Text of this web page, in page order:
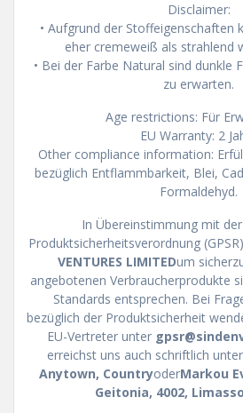
Disclaimer:
• Aufgrund der Stoffeigenschaften
eher cremeweiß als strahlend
• Bei der Farbe Natural sind dunkle
zu erwarten.
Age restrictions: Für
EU Warranty: 2
Other compliance information:
bezüglich Entflammbarkeit, Blei,
Formaldehyd.
In Übereinstimmung mit
Produktsicherheitsverordnung (GPSR)
VENTURES LIMITEDum
angebotenen Verbraucherprodukte
Standards entsprechen. Bei
bezüglich der Produktsicherheit
EU-Vertreter unter
erreichst uns auch schriftlich unter
Anytown, CountryoderMarkou
Geitonia, 4002,